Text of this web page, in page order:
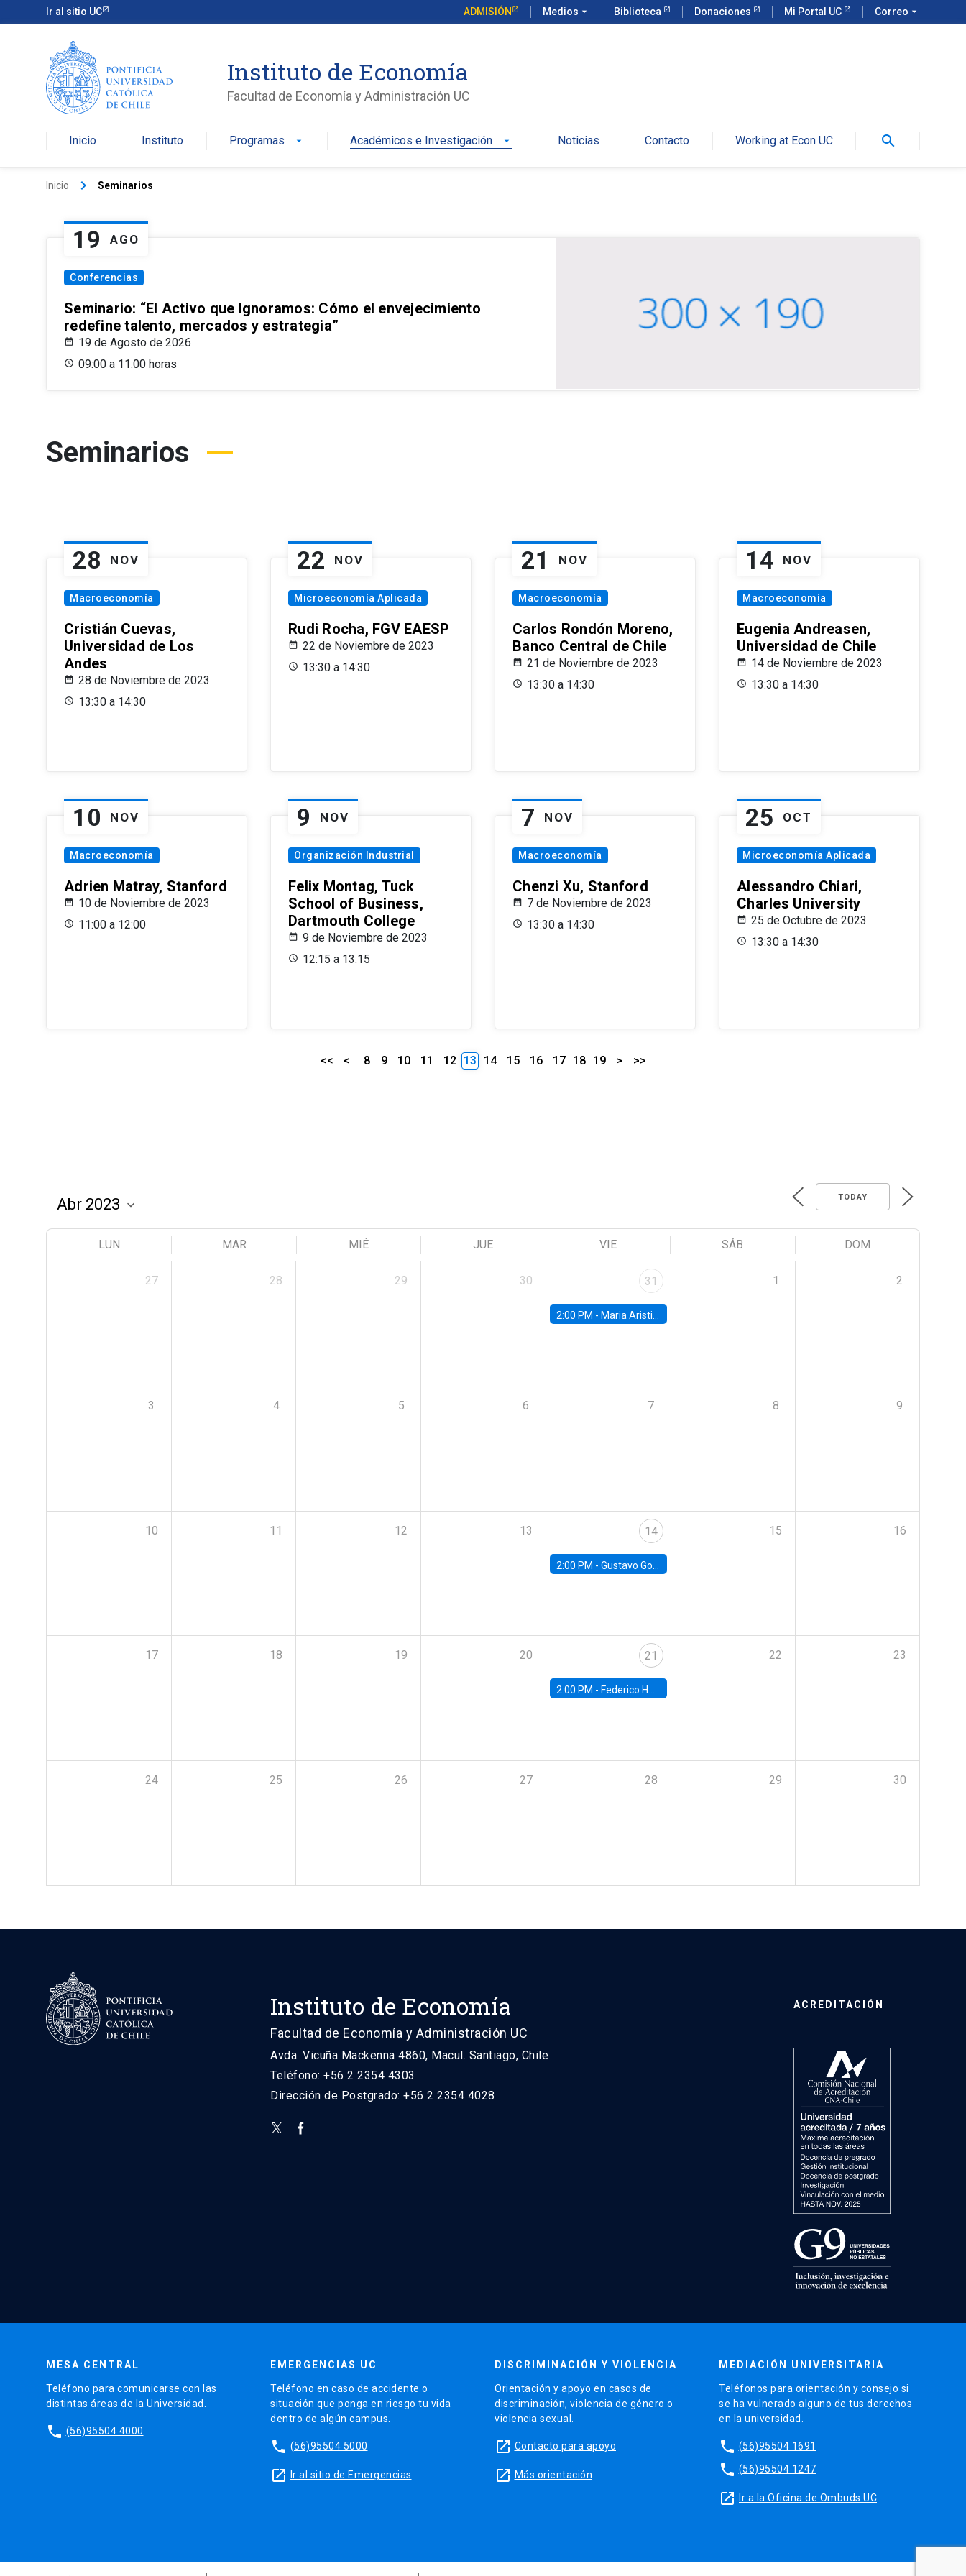
Ir al sitio UC ADMISIÓN Medios arrow_drop_down Biblioteca Donaciones Mi Portal UC Correo arrow_drop_down
Instituto de Economía
Facultad de Economía y Administración UC
Inicio Instituto Programas arrow_drop_down Académicos e Investigación arrow_drop_down Noticias Contacto Working at Econ UC search
Inicio keyboard_arrow_right Seminarios
19 AGO
Conferencias
Seminario: “El Activo que Ignoramos: Cómo el envejecimiento
redefine talento, mercados y estrategia”
19 de Agosto de 2026
09:00 a 11:00 horas
Seminarios
28 NOV
Macroeconomía
Cristián Cuevas,
Universidad de Los
Andes
28 de Noviembre de 2023
13:30 a 14:30
22 NOV
Microeconomía Aplicada
Rudi Rocha, FGV EAESP
22 de Noviembre de 2023
13:30 a 14:30
21 NOV
Macroeconomía
Carlos Rondón Moreno,
Banco Central de Chile
21 de Noviembre de 2023
13:30 a 14:30
14 NOV
Macroeconomía
Eugenia Andreasen,
Universidad de Chile
14 de Noviembre de 2023
13:30 a 14:30
10 NOV
Macroeconomía
Adrien Matray, Stanford
10 de Noviembre de 2023
11:00 a 12:00
9 NOV
Organización Industrial
Felix Montag, Tuck
School of Business,
Dartmouth College
9 de Noviembre de 2023
12:15 a 13:15
7 NOV
Macroeconomía
Chenzi Xu, Stanford
7 de Noviembre de 2023
13:30 a 14:30
25 OCT
Microeconomía Aplicada
Alessandro Chiari,
Charles University
25 de Octubre de 2023
13:30 a 14:30
<< < 8 9 10 11 12 13 14 15 16 17 18 19 > >>
TODAY
LUN MAR MIÉ JUE VIE SÁB DOM
27 28 29 30 31
2:00 PM - Maria Aristizabal-Ramirez, FED Board
1 2
3 4 5 6 7 8 9
10 11 12 13 14
2:00 PM - Gustavo González - Banco Central de Chile
15 16
17 18 19 20 21
2:00 PM - Federico Huneeus - Banco Central de Chile
22 23
24 25 26 27 28 29 30
Instituto de Economía
Facultad de Economía y Administración UC
Avda. Vicuña Mackenna 4860, Macul. Santiago, Chile
Teléfono: +56 2 2354 4303
Dirección de Postgrado: +56 2 2354 4028
ACREDITACIÓN
MESA CENTRAL
Teléfono para comunicarse con las
distintas áreas de la Universidad.
phone (56)95504 4000
EMERGENCIAS UC
Teléfono en caso de accidente o
situación que ponga en riesgo tu vida
dentro de algún campus.
phone (56)95504 5000
launch Ir al sitio de Emergencias
DISCRIMINACIÓN Y VIOLENCIA
Orientación y apoyo en casos de
discriminación, violencia de género o
violencia sexual.
launch Contacto para apoyo
launch Más orientación
MEDIACIÓN UNIVERSITARIA
Teléfonos para orientación y consejo si
se ha vulnerado alguno de tus derechos
en la universidad.
phone (56)95504 1691
phone (56)95504 1247
launch Ir a la Oficina de Ombuds UC